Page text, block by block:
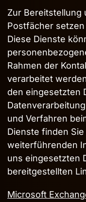
Zur Bereitstellung
Postfächer
Diese Dienste
Rahmen der
verarbeitet
den eingesetzten
und Verfahren
Dienste finden
weiterführenden
uns eingesetzten
bereitgestellten
Microsoft